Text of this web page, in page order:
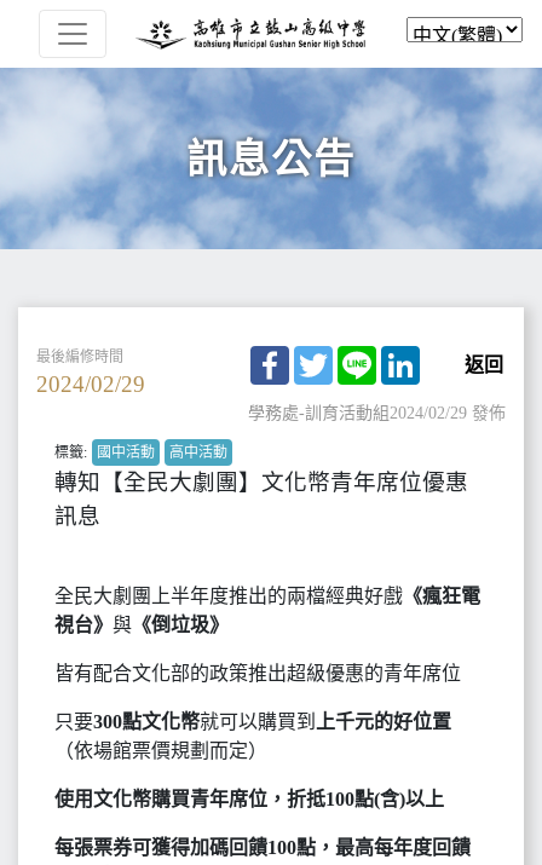
訊息公告
最後編修時間
2024/02/29
Facebook
TwitterLine LinkedIn
返回
學務處-訓育活動組2024/02/29 發佈
標籤: 國中活動 高中活動
轉知【全民大劇團】文化幣青年席位優惠
訊息
全民大劇團上半年度推出的兩檔經典好戲 《瘋狂電
視台》 與 《倒垃圾》
皆有配合文化部的政策推出超級優惠的青年席位
只要300點文化幣就可以購買到
上千元的好位置
（依場館票價規劃而定）
使用文化幣購買青年席位，折抵100點(含)以上
每張票券可獲得加碼回饋100點，最高每年度回饋